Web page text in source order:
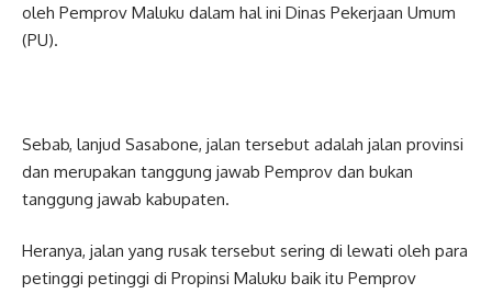
oleh Pemprov Maluku dalam hal ini Dinas Pekerjaan Umum
(PU).
Sebab, lanjud Sasabone, jalan tersebut adalah jalan provinsi
dan merupakan tanggung jawab Pemprov dan bukan
tanggung jawab kabupaten.
Heranya, jalan yang rusak tersebut sering di lewati oleh para
petinggi petinggi di Propinsi Maluku baik itu Pemprov